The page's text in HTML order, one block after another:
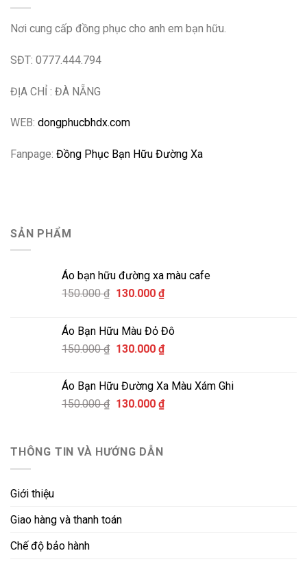
Nơi cung cấp đồng phục cho anh em bạn hữu.
SĐT: 0777.444.794
ĐỊA CHỈ : ĐÀ NẴNG
WEB: dongphucbhdx.com
Fanpage: Đồng Phục Bạn Hữu Đường Xa
SẢN PHẨM
Áo bạn hữu đường xa màu cafe
150.000₫ Giá
150.000 ₫.
130.000 ₫Giá
là:
130.000 ₫.
Áo Bạn Hữu Màu Đỏ Đô
150.000₫ Giá
150.000 ₫.
130.000 ₫Giá
là:
130.000 ₫.
Áo Bạn Hữu Đường Xa Màu Xám Ghi
150.000₫ Giá
150.000 ₫.
130.000 ₫Giá
THÔNG TIN VÀ HƯỚNG DẪN
Giới thiệu
Giao hàng và thanh toán
Chế độ bảo hành